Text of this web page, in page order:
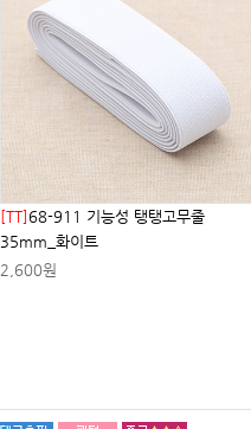
[TT]68-911 기능성 탱탱고무줄
35mm_화이트
2,600원